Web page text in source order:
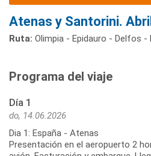
Atenas y Santorini.
Ruta: Olimpia - Epidauro - Delfos -
Programa del viaje
Día 1
do, 14.06.2026
Dia 1: España - Atenas
Presentación en el aeropuerto 2